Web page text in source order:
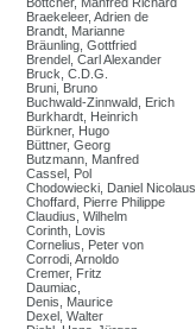
Braekeleer, Adrien de
Brandt, Marianne
Bräunling, Gottfried
Brendel, Carl Alexander
Bruck, C.D.G.
Bruni, Bruno
Buchwald-Zinnwald, Erich
Burkhardt, Heinrich
Bürkner, Hugo
Büttner, Georg
Butzmann, Manfred
Cassel, Pol
Chodowiecki, Daniel Nicolaus
Choffard, Pierre Philippe
Claudius, Wilhelm
Corinth, Lovis
Cornelius, Peter von
Corrodi, Arnoldo
Cremer, Fritz
Daumiac,
Denis, Maurice
Dexel, Walter